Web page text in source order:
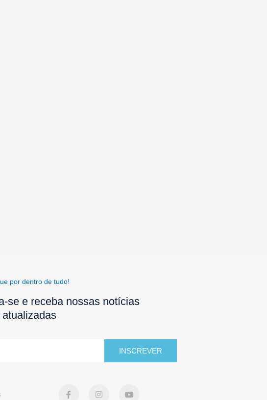
por dentro de tudo!
se e receba nossas notícias
INSCREVER
a
n
o